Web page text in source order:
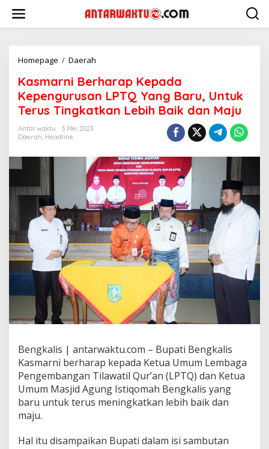
konten
Homepage / Daerah
Kepada
Kepengurusan
LPTQ
Yang
Tingkatkan
Lebih
Baik
dan
Maju
Kasmarni Berharap Kepada
Kepengurusan LPTQ Yang Baru, Untuk
Terus Tingkatkan Lebih Baik dan Maju
Antarwaktu
3 Mei 2023
Daerah, Headline
Bengkalis | antarwaktu.com – Bupati Bengkalis
Kasmarni berharap kepada Ketua Umum Lembaga
Pengembangan Tilawatil Qur’an (LPTQ) dan Ketua
Umum Masjid Agung Istiqomah Bengkalis yang
baru untuk terus meningkatkan lebih baik dan
maju.
Hal itu disampaikan Bupati dalam isi sambutan